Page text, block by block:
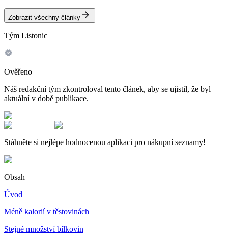
Zobrazit všechny články
Tým Listonic
Ověřeno
Náš redakční tým zkontroloval tento článek, aby se ujistil, že byl
aktuální v době publikace.
Stáhněte si nejlépe hodnocenou aplikaci pro nákupní seznamy!
Obsah
Úvod
Méně kalorií v těstovinách
Stejné množství bílkovin